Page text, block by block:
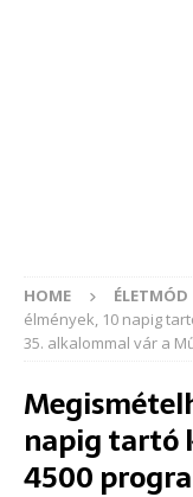
HOME ÉLETMÓD
élmények, 10 napig
35. alkalommal vár a
napig tartó
4500